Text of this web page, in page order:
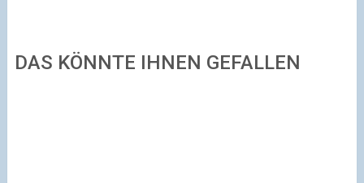
DAS KÖNNTE IHNEN GEFALLEN